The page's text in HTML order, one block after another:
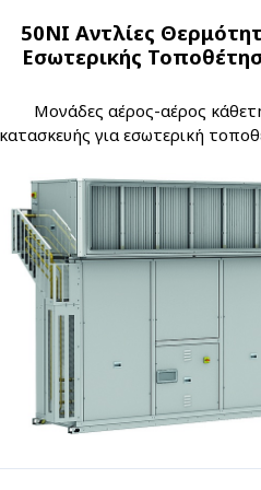
50NI Αντλίες
Εσωτερικής
Μονάδες αέρος-αέρος
κατασκευής για εσωτερική